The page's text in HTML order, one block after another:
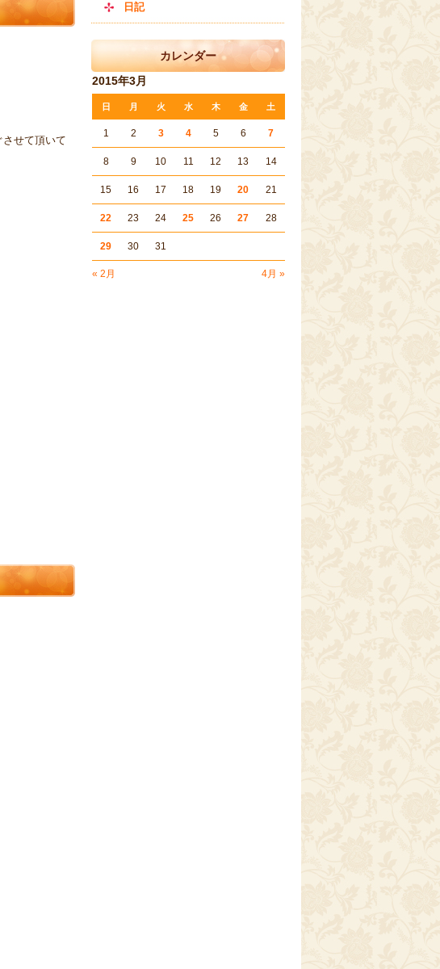
せて頂いて
日記
カレンダー
2015年3月
日 月 火 水 木 金 土
« 2月 4月 »
1 2 3 4 5 6 7
8 9 10 11 12 13 14
15 16 17 18 19 20 21
22 23 24 25 26 27 28
29 30 31